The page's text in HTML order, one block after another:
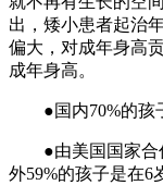
出，矮小患者起治
偏大，对成年身高
成年身高。
●国内70%的孩子
●由美国国家合作
外59%的孩子是在6